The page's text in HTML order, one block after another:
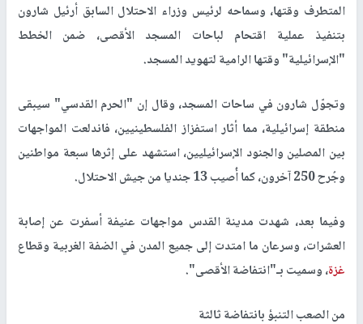
المتطرف وقتها، وسماحه لرئيس وزراء الاحتلال السابق أرئيل شارون
بتنفيذ عملية اقتحام لباحات المسجد الأقصى، ضمن الخطط
"الإسرائيلية" وقتها الرامية لتهويد المسجد.
وتجوّل شارون في ساحات المسجد، وقال إن "الحرم القدسي" سيبقى
منطقة إسرائيلية، مما أثار استفزاز الفلسطينيين، فاندلعت المواجهات
بين المصلين والجنود الإسرائيليين، استشهد على إثرها سبعة مواطنين
وجُرح 250 آخرون، كما أُصيب 13 جنديا من جيش الاحتلال.
وفيما بعد، شهدت مدينة القدس مواجهات عنيفة أسفرت عن إصابة
العشرات، وسرعان ما امتدت إلى جميع المدن في الضفة الغربية وقطاع
غزة، وسميت بـ"انتفاضة الأقصى".
من الصعب التنبؤ بانتفاضة ثالثة